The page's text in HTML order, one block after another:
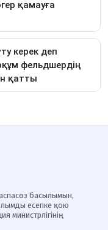
басылымын,
есепке қою
министрлігінің